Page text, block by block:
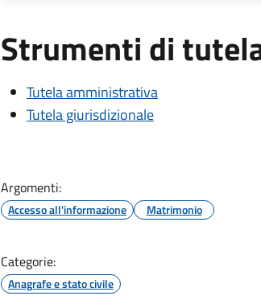
Strumenti di
Tutela amministrativa
Tutela giurisdizionale
Argomenti:
Accesso all'informazione Matrimonio
Categorie:
Anagrafe e stato civile